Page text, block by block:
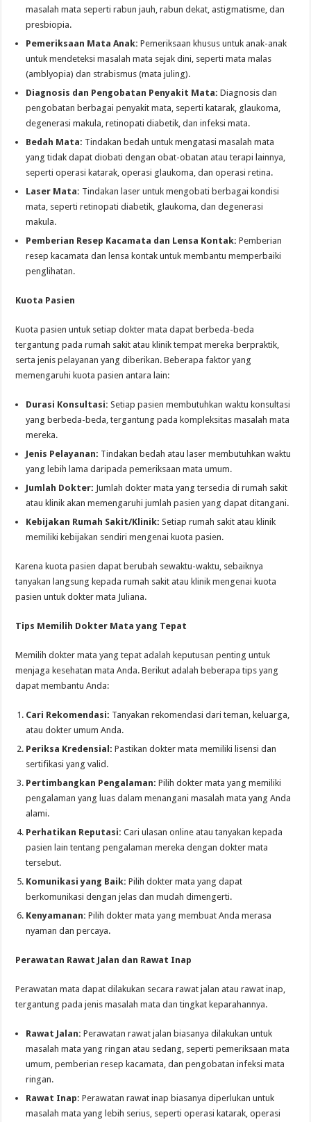
masalah mata seperti rabun jauh, rabun dekat, astigmatisme, dan
presbiopia.
Pemeriksaan Mata Anak: Pemeriksaan khusus untuk anak-anak
untuk mendeteksi masalah mata sejak dini, seperti mata malas
(amblyopia) dan strabismus (mata juling).
Diagnosis dan Pengobatan Penyakit Mata: Diagnosis dan
pengobatan berbagai penyakit mata, seperti katarak, glaukoma,
degenerasi makula, retinopati diabetik, dan infeksi mata.
Bedah Mata: Tindakan bedah untuk mengatasi masalah mata
yang tidak dapat diobati dengan obat-obatan atau terapi lainnya,
seperti operasi katarak, operasi glaukoma, dan operasi retina.
Laser Mata: Tindakan laser untuk mengobati berbagai kondisi
mata, seperti retinopati diabetik, glaukoma, dan degenerasi
makula.
Pemberian Resep Kacamata dan Lensa Kontak: Pemberian
resep kacamata dan lensa kontak untuk membantu memperbaiki
penglihatan.
Kuota Pasien
Kuota pasien untuk setiap dokter mata dapat berbeda-beda
tergantung pada rumah sakit atau klinik tempat mereka berpraktik,
serta jenis pelayanan yang diberikan. Beberapa faktor yang
memengaruhi kuota pasien antara lain:
Durasi Konsultasi: Setiap pasien membutuhkan waktu konsultasi
yang berbeda-beda, tergantung pada kompleksitas masalah mata
mereka.
Jenis Pelayanan: Tindakan bedah atau laser membutuhkan waktu
yang lebih lama daripada pemeriksaan mata umum.
Jumlah Dokter: Jumlah dokter mata yang tersedia di rumah sakit
atau klinik akan memengaruhi jumlah pasien yang dapat ditangani.
Kebijakan Rumah Sakit/Klinik: Setiap rumah sakit atau klinik
memiliki kebijakan sendiri mengenai kuota pasien.
Karena kuota pasien dapat berubah sewaktu-waktu, sebaiknya
tanyakan langsung kepada rumah sakit atau klinik mengenai kuota
pasien untuk dokter mata Juliana.
Tips Memilih Dokter Mata yang Tepat
Memilih dokter mata yang tepat adalah keputusan penting untuk
menjaga kesehatan mata Anda. Berikut adalah beberapa tips yang
dapat membantu Anda:
Cari Rekomendasi: Tanyakan rekomendasi dari teman, keluarga,
atau dokter umum Anda.
Periksa Kredensial: Pastikan dokter mata memiliki lisensi dan
sertifikasi yang valid.
Pertimbangkan Pengalaman: Pilih dokter mata yang memiliki
pengalaman yang luas dalam menangani masalah mata yang Anda
alami.
Perhatikan Reputasi: Cari ulasan online atau tanyakan kepada
pasien lain tentang pengalaman mereka dengan dokter mata
tersebut.
Komunikasi yang Baik: Pilih dokter mata yang dapat
berkomunikasi dengan jelas dan mudah dimengerti.
Kenyamanan: Pilih dokter mata yang membuat Anda merasa
nyaman dan percaya.
Perawatan Rawat Jalan dan Rawat Inap
Perawatan mata dapat dilakukan secara rawat jalan atau rawat inap,
tergantung pada jenis masalah mata dan tingkat keparahannya.
Rawat Jalan: Perawatan rawat jalan biasanya dilakukan untuk
masalah mata yang ringan atau sedang, seperti pemeriksaan mata
umum, pemberian resep kacamata, dan pengobatan infeksi mata
ringan.
Rawat Inap: Perawatan rawat inap biasanya diperlukan untuk
masalah mata yang lebih serius, seperti operasi katarak, operasi